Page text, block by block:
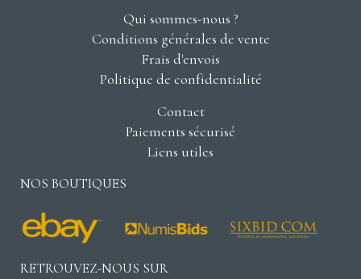
Qui sommes-nous ?
Conditions générales de vente
Frais d'envois
Politique de confidentialité
Contact
Paiements sécurisé
Liens utiles
NOS BOUTIQUES
RETROUVEZ-NOUS SUR